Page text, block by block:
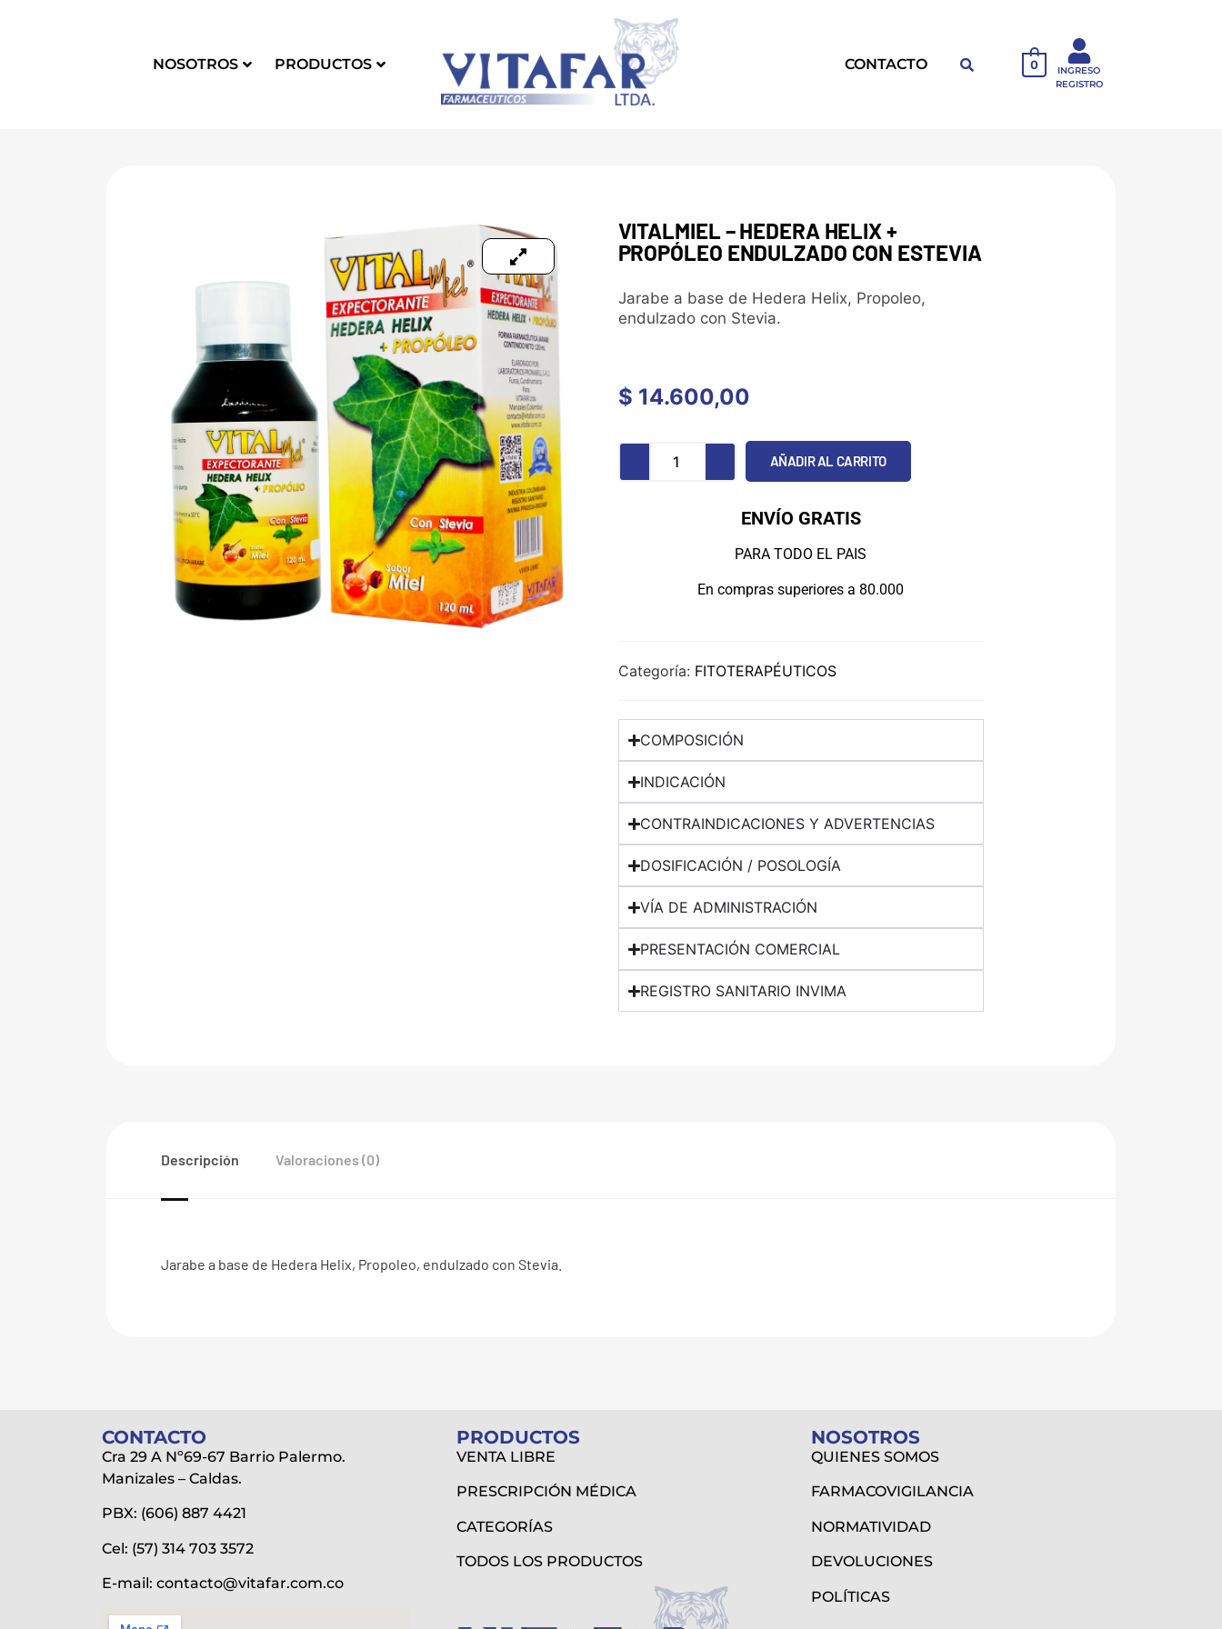
NOSOTROS PRODUCTOS CONTACTO 0
INGRESO
REGISTRO
VITALMIEL – HEDERA HELIX +
PROPÓLEO ENDULZADO CON ESTEVIA
Jarabe a base de Hedera Helix, Propoleo,
endulzado con Stevia.
$ 14.600,00
AÑADIR AL CARRITO
ENVÍO GRATIS
PARA TODO EL PAIS
En compras superiores a 80.000
Categoría: FITOTERAPÉUTICOS
COMPOSICIÓN
INDICACIÓN
CONTRAINDICACIONES Y ADVERTENCIAS
DOSIFICACIÓN / POSOLOGÍA
VÍA DE ADMINISTRACIÓN
PRESENTACIÓN COMERCIAL
REGISTRO SANITARIO INVIMA
Descripción Valoraciones (0)
Jarabe a base de Hedera Helix, Propoleo, endulzado con Stevia.
CONTACTO
Cra 29 A Nº69-67 Barrio Palermo.
Manizales – Caldas.
PBX: (606) 887 4421
Cel: (57) 314 703 3572
E-mail: contacto@vitafar.com.co
PRODUCTOS
VENTA LIBRE
PRESCRIPCIÓN MÉDICA
CATEGORÍAS
TODOS LOS PRODUCTOS
NOSOTROS
QUIENES SOMOS
FARMACOVIGILANCIA
NORMATIVIDAD
DEVOLUCIONES
POLÍTICAS